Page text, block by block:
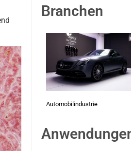
Branchen
Automobilindustrie